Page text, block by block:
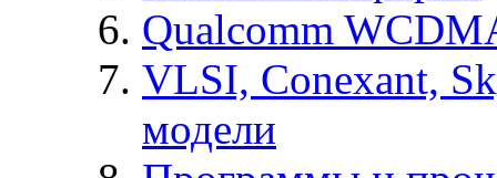
Qualcomm
VLSI, Conexant,
модели